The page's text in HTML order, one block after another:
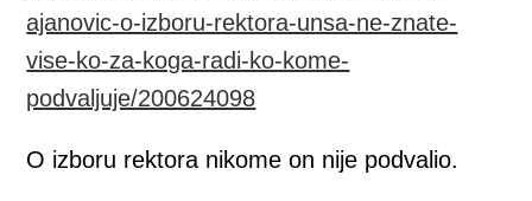
ajanovic-o-izboru-rektora-unsa-ne-znate-
vise-ko-za-koga-radi-ko-kome-
podvaljuje/200624098
O izboru rektora nikome on nije podvalio.